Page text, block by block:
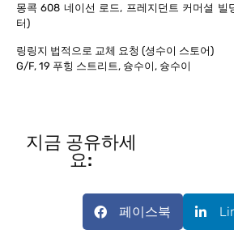
몽콕 608 네이선 로드, 프레지던트 커머셜 빌
터)
링링지 법적으로 교체 요청 (셩수이 스토어)
G/F, 19 푸힝 스트리트, 슝수이, 슝수이
지금 공유하세
요:
페이스북